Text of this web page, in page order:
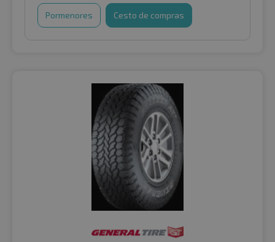
Pormenores Cesto de compras